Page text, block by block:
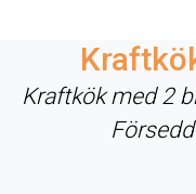
Kraftkök med 2